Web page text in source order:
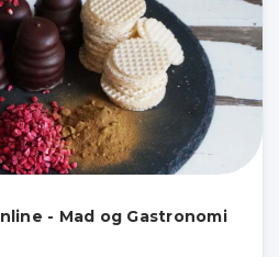
- Mad og Gastronomi